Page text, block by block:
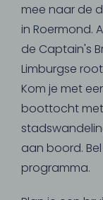
mee naar de
in Roermond.
de Captain's
Limburgse
Kom je met
boottocht met
aan boord.
programma.